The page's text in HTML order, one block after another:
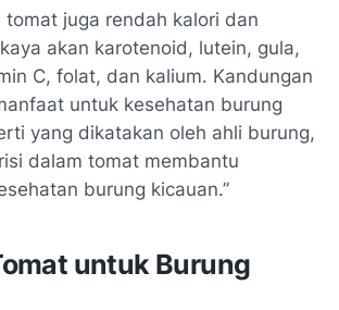
tomat juga rendah kalori dan
akan karotenoid, lutein, gula,
C, folat, dan kalium. Kandungan
untuk kesehatan burung
yang dikatakan oleh ahli burung,
dalam tomat membantu
burung kicauan.”
untuk Burung